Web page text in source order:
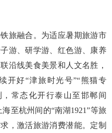
融合。为适应暑期旅游市
游、研学游、红色游、康养
沿线美食美景和人文名胜，
开好“津旅时光号”“熊猫专
常态化开行泰山至邯郸间
至杭州间的“南湖1921”等旅
，激活旅游消费潜能。定制